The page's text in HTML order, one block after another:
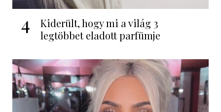
4
Kiderült, hogy mi a világ 3
legtöbbet eladott parfümje